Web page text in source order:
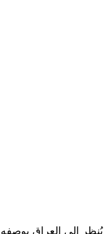
يُنظر إلى العراق